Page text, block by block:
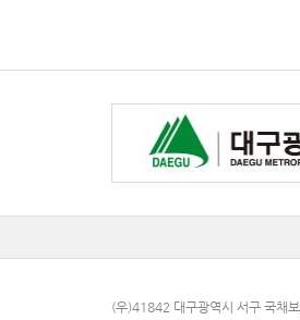
(우)41842 대구광역시 서구 국채